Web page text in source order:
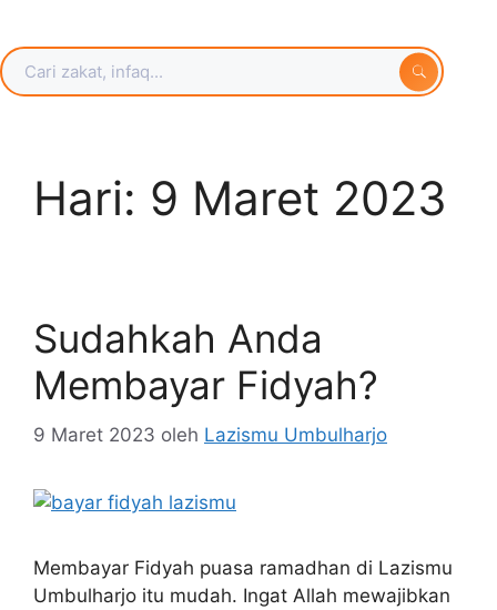
Hari: 9 Maret 2023
Sudahkah Anda
Membayar Fidyah?
9 Maret 2023 oleh Lazismu Umbulharjo
Membayar Fidyah puasa ramadhan di Lazismu
Umbulharjo itu mudah. Ingat Allah mewajibkan